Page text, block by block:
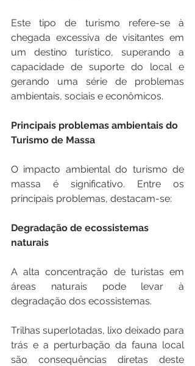
Este tipo de turismo refere-se à
chegada excessiva de visitantes em
um destino turístico, superando a
capacidade de suporte do local e
gerando uma série de problemas
ambientais, sociais e econômicos.
Principais problemas ambientais do
Turismo de Massa
O impacto ambiental do turismo de
massa é significativo. Entre os
principais problemas, destacam-se:
Degradação de ecossistemas
naturais
A alta concentração de turistas em
áreas naturais pode levar à
degradação dos ecossistemas.
Trilhas superlotadas, lixo deixado para
trás e a perturbação da fauna local
são consequências diretas deste